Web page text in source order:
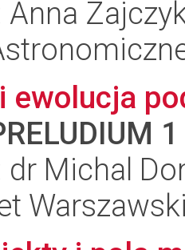
Anna
ewolucja
1
dr Michal